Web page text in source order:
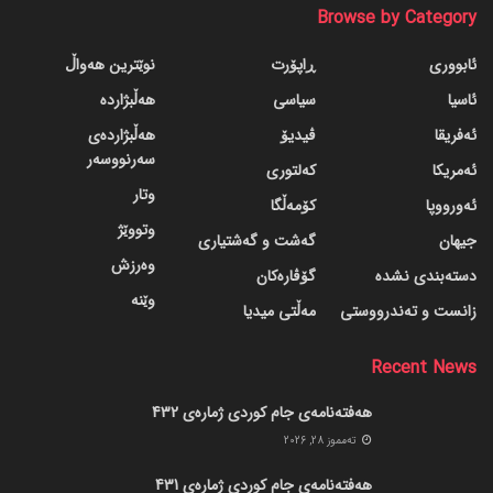
Browse by Category
ئابووری
ئاسیا
ئەفریقا
ئەمریکا
ئەورووپا
جیهان
دسته‌بندی نشده
زانست و تەندرووستی
ڕاپۆرت
سیاسی
ڤیدیۆ
کەلتوری
کۆمەڵگا
گه‌شت و گه‌شتیاری
گۆڤاره‌کان
مەڵتی میدیا
نوێترین هەواڵ
هەڵبژاردە
هەڵبژاردەی
سەرنووسەر
وتار
وتووێژ
وەرزش
وێنە
Recent News
هەفتەنامەی جام کوردی ژمارەی 432
ته‌مموز 28, 2026
هەفتەنامەی جام کوردی ژمارەی 431